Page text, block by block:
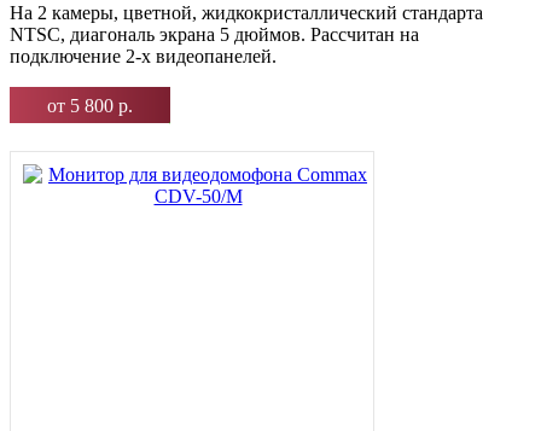
На 2 камеры, цветной, жидкокристаллический стандарта
NTSC, диагональ экрана 5 дюймов. Рассчитан на
подключение 2-х видеопанелей.
от 5 800 р.